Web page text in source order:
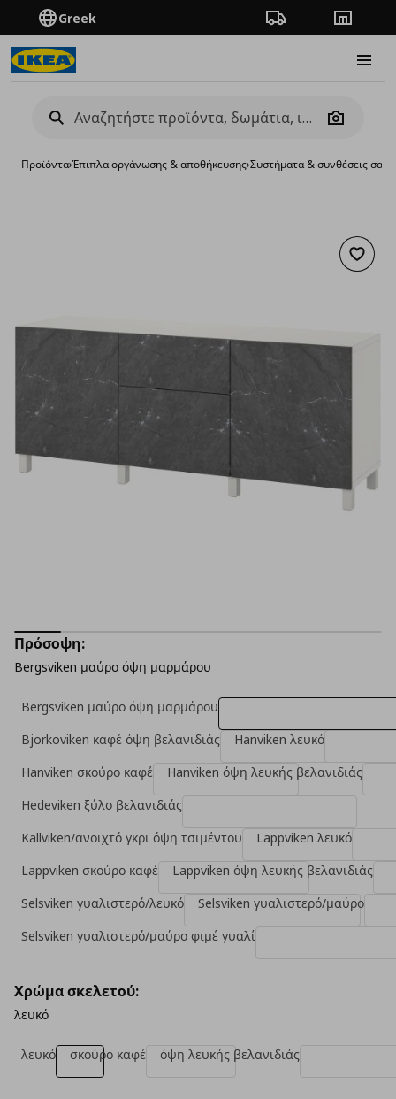
Greek Πορεία παραγγελίας
Camera
Προϊόντα›Έπιπλα οργάνωσης & αποθήκευσης›Συστήματα & συνθέσεις
Πρόσοψη:
Bergsviken μαύρο όψη μαρμάρου
Bergsviken μαύρο όψη μαρμάρου
Bjorkoviken καφέ όψη βελανιδιάς
Hanviken λευκό
Hanviken σκούρο καφέ
Hanviken όψη λευκής βελανιδιάς
Hedeviken ξύλο βελανιδιάς
Kallviken/ανοιχτό γκρι όψη τσιμέντου
Lappviken λευκό
Lappviken σκούρο καφέ
Lappviken όψη λευκής βελανιδιάς
Selsviken γυαλιστερό/λευκό
Selsviken γυαλιστερό/μαύρο
Selsviken γυαλιστερό/μαύρο φιμέ γυαλί
Χρώμα σκελετού:
λευκό
λευκό σκούρο καφέ όψη λευκής βελανιδιάς